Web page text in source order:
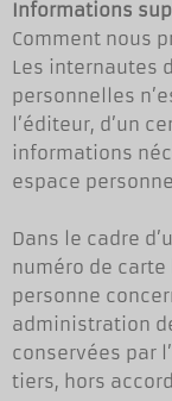
Informations
Comment nous
Les internautes
personnelles
l’éditeur, d’un
informations
espace
Dans le cadre
numéro de
personne
administration
conservées par
tiers, hors